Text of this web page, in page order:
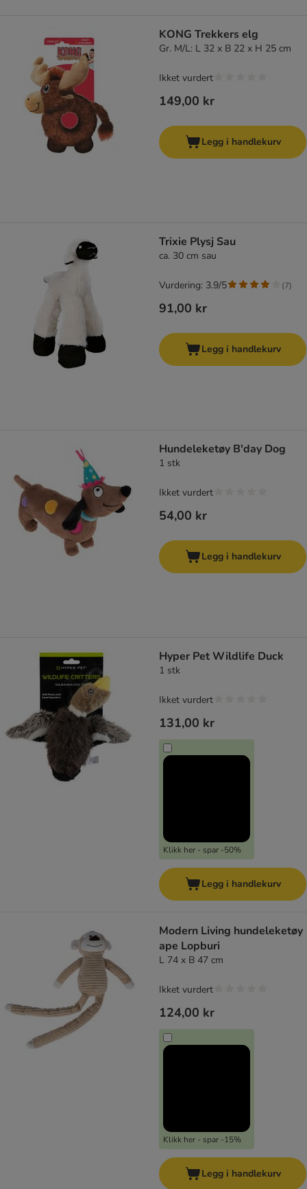
KONG Trekkers elg
Gr. M/L: L 32 x B 22 x H 25 cm
149,00 kr
Ikket vurdert
Legg i handlekurv
Trixie Plysj Sau
ca. 30 cm sau
91,00 kr
Vurdering: 3.9/5 (7)
Legg i handlekurv
Hundeleketøy B'day Dog
1 stk
54,00 kr
Ikket vurdert
Legg i handlekurv
Hyper Pet Wildlife Duck
1 stk
131,00 kr
Klikk her - spar -50%
Ikket vurdert
Legg i handlekurv
Modern Living hundeleketøy
ape Lopburi
L 74 x B 47 cm
124,00 kr
Klikk her - spar -15%
Ikket vurdert
Legg i handlekurv